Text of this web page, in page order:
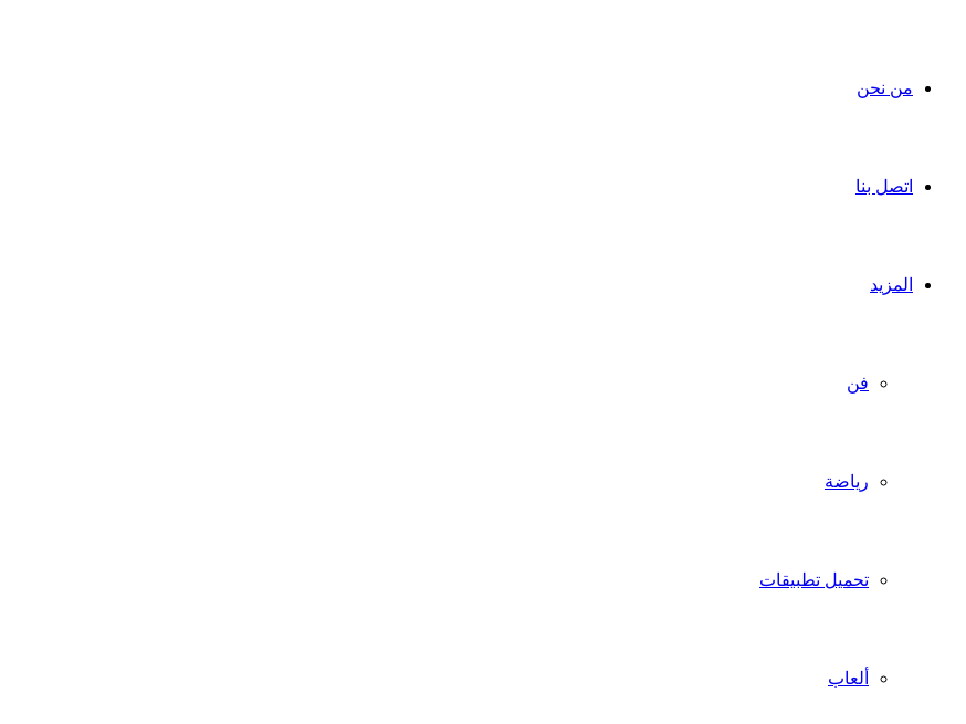
من نحن
اتصل بنا
المزيد
فن
رياضة
تحميل تطبيقات
ألعاب